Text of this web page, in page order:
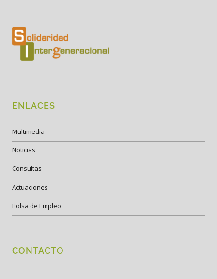
ENLACES
Multimedia
Noticias
Consultas
Actuaciones
Bolsa de Empleo
CONTACTO